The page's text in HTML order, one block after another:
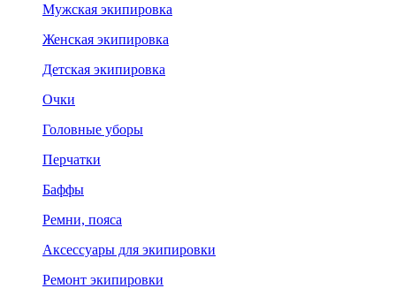
Мужская экипировка
Женская экипировка
Детская экипировка
Очки
Головные уборы
Перчатки
Баффы
Ремни, пояса
Аксессуары для экипировки
Ремонт экипировки